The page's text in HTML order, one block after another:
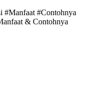
#Manfaat #Contohnya
& Contohnya